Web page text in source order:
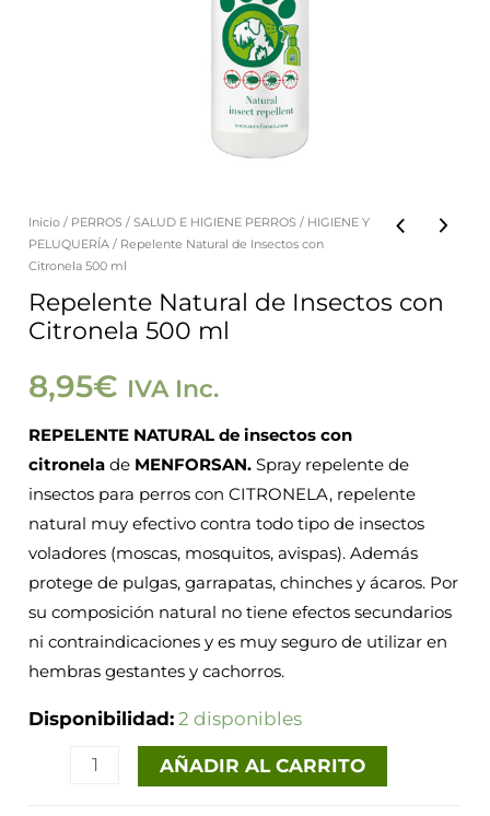
Inicio / PERROS /SALUD E HIGIENE PERROS / HIGIENE Y
PELUQUERÍA / Repelente Natural de Insectos con
Citronela 500 ml
Repelente Natural de Insectos con
Citronela 500 ml
8,95€ IVA Inc.
REPELENTE NATURAL de insectos con
citronela de MENFORSAN. Spray repelente de
insectos para perros con CITRONELA, repelente
natural muy efectivo contra todo tipo de insectos
voladores (moscas, mosquitos, avispas). Además
protege de pulgas, garrapatas, chinches y ácaros. Por
su composición natural no tiene efectos secundarios
ni contraindicaciones y es muy seguro de utilizar en
hembras gestantes y cachorros.
Disponibilidad: 2 disponibles
Repelente
Natural
de
Insectos
Citronela
500
ml
cantidad
AÑADIR AL CARRITO